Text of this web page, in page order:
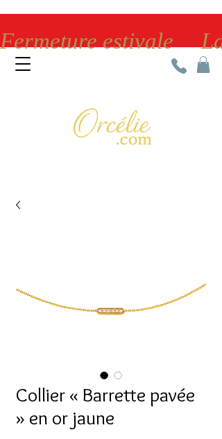
Fermeture estivale
Collier « Barrette pavée
» en or jaune